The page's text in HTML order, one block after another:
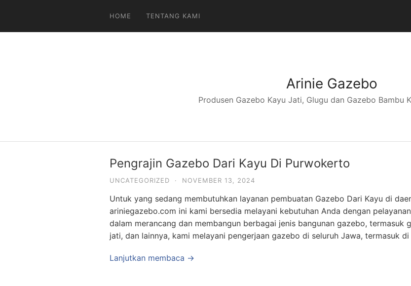
konten
HOME TENTANG KAMI
Arinie Gazebo
Produsen Gazebo Kayu Jati, Glugu dan Gazebo Bambu
Pengrajin Gazebo Dari Kayu Di Purwokerto
UNCATEGORIZED · NOVEMBER 13, 2024
Untuk yang sedang membutuhkan layanan pembuatan Gazebo Dari Kayu di
ariniegazebo.com ini kami bersedia melayani kebutuhan Anda dengan
dalam merancang dan membangun berbagai jenis bangunan gazebo, termasuk
jati, dan lainnya, kami melayani pengerjaan gazebo di seluruh Jawa, termasuk
Lanjutkan membaca →